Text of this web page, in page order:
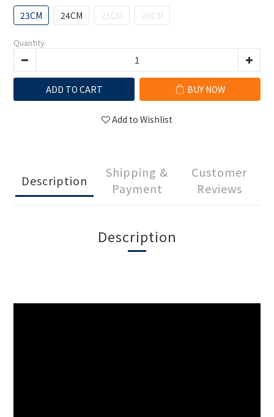
23CM 24CM 25CM 26CM
Quantity
ADD TO CART BUY NOW
Add to Wishlist
Description
Shipping &
Payment
Customer
Reviews
Description